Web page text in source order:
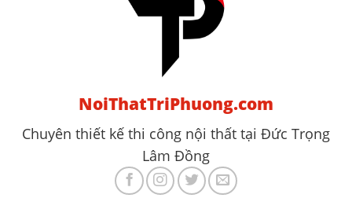
NoiThatTriPhuong.com
Chuyên thiết kế thi công nội thất tại Đức Trọng
Lâm Đồng